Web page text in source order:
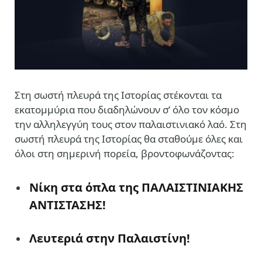
Στη σωστή πλευρά της Ιστορίας στέκονται τα
εκατομμύρια που διαδηλώνουν σ’ όλο τον κόσμο
την αλληλεγγύη τους στον παλαιστινιακό λαό. Στη
σωστή πλευρά της Ιστορίας θα σταθούμε όλες και
όλοι στη σημερινή πορεία, βροντοφωνάζοντας:
Nίκη στα όπλα της ΠΑΛΑΙΣΤΙΝΙΑΚΗΣ
ΑΝΤΙΣΤΑΣΗΣ!
Λευτεριά στην Παλαιστίνη!